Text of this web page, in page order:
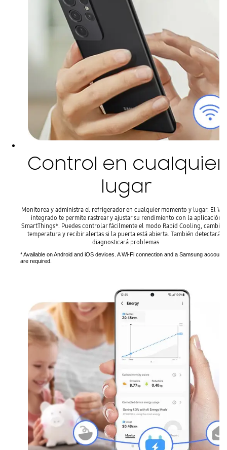
Control en cualquier
lugar
Monitorea y administra el refrigerador en cualquier momento y lugar. El
integrado te permite rastrear y ajustar su rendimiento con la aplicación
SmartThings*. Puedes controlar fácilmente el modo Rapid Cooling, cambiar
temperatura y recibir alertas si la puerta está abierta. También detectará y
diagnosticará problemas.
* Available on Android and iOS devices. A Wi-Fi connection and a Samsung account
are required.